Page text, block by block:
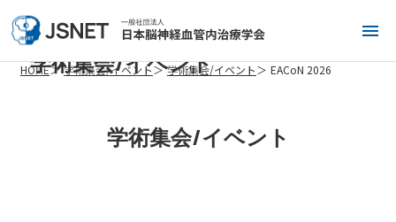
学術集会/イベント
HOME 学術集会/イベント 学術集会/イベント EACoN 2026
学術集会/イベント